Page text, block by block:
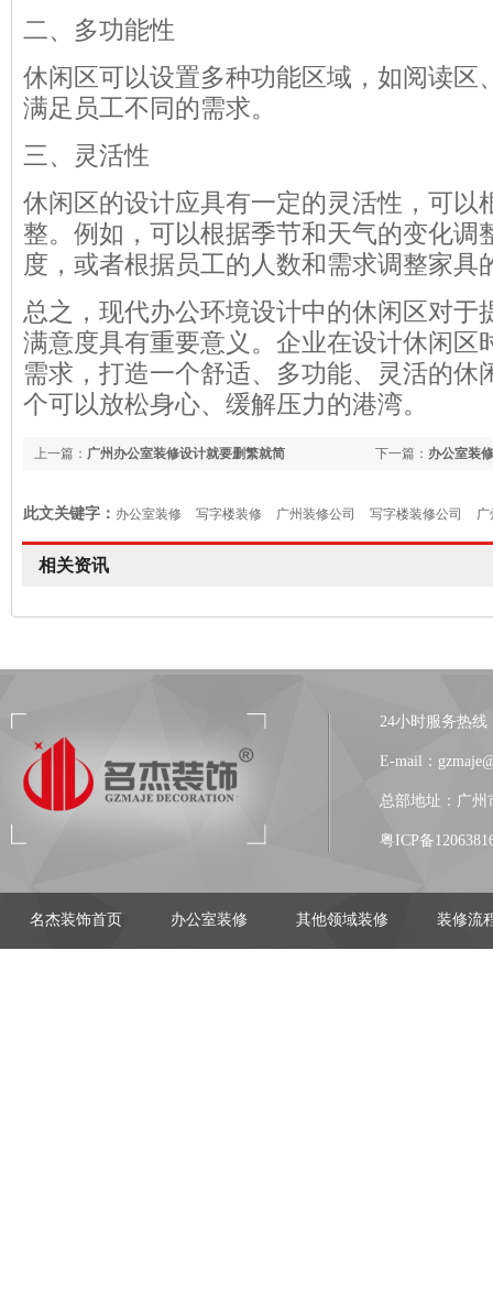
二、多功能性
休闲区可以设置多种功能区域，如阅读区
满足员工不同的需求。
三、灵活性
休闲区的设计应具有一定的灵活性，可以
整。例如，可以根据季节和天气的变化调
度，或者根据员工的人数和需求调整家具
总之，现代办公环境设计中的休闲区对于
满意度具有重要意义。企业在设计休闲区
需求，打造一个舒适、多功能、灵活的休
个可以放松身心、缓解压力的港湾。
下一篇： 办公室装
上一篇： 广州办公室装修设计就要删繁就简
此文关键字： 办公室装修 写字楼装修 广州装修公司 写字楼装修公司 广
相关资讯
24小时服务热线
E-mail：
总部地址：广州
粤ICP备
名杰装饰首页 办公室装修 其他领域装修 装修流